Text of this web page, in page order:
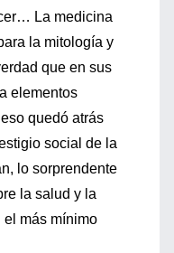
La medicina
la mitología y
que en sus
elementos
quedó atrás
social de la
lo sorprendente
la salud y la
el más mínimo